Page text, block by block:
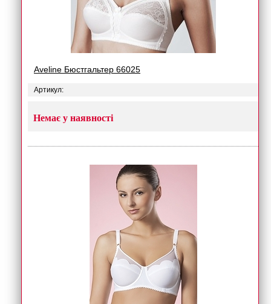
Aveline Бюстгальтер 66025
Артикул:
Немає у наявності